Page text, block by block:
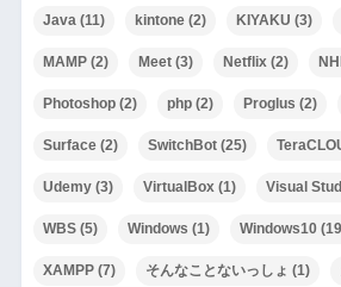
Java(11) kintone(2) KIYAKU (3)
MAMP(2) Meet(3) Netflix(2)
Photoshop(2) php(2) Proglus (2)
Surface(2) SwitchBot(25)
Udemy(3) VirtualBox(1) Visual
WBS(5) Windows (1) Windows10
XAMPP(7) そんなことないっしょ (1)